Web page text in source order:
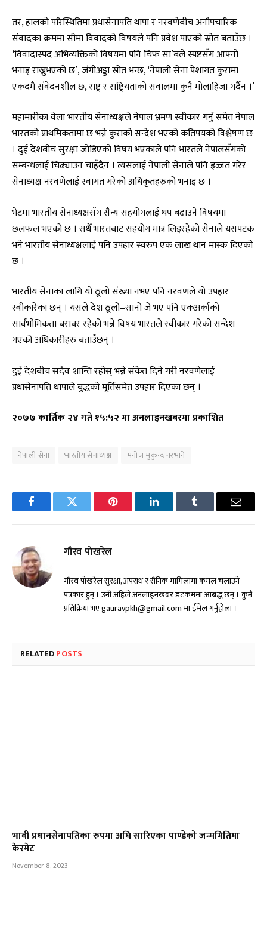
तर, हालको परिस्थितिमा प्रधासेनापति थापा र नरवणेबीच अनौपचारिक
संवादका क्रममा सीमा विवादको विषयले पनि प्रवेश पाएको स्रोत बताउँछ ।
‘विवादास्पद अभिव्यक्तिको विषयमा पनि चिफ सा’बले स्पष्टसँग आफ्नो
भनाइ राख्नुभएको छ’, जंगीअड्डा स्रोत भन्छ, ‘नेपाली सेना पेशागत कुरामा
एकदमै संवेदनशील छ, राष्ट्र र राष्ट्रियताको सवालमा कुनै मोलाहिजा गर्दैन ।’
महामारीका वेला भारतीय सेनाध्यक्षले नेपाल भ्रमण स्वीकार गर्नु समेत नेपाल
भारतको प्राथमिकतामा छ भन्ने कुराको सन्देश भएको कतिपयको विश्लेषण छ
। दुई देशबीच सुरक्षा जोडिएको विषय भएकाले पनि भारतले नेपालसँगको
सम्बन्धलाई चिढ्याउन चाहँदैन । त्यसलाई नेपाली सेनाले पनि इज्जत गरेर
सेनाध्यक्ष नरवणेलाई स्वागत गरेको अधिकृतहरुको भनाइ छ ।
भेटमा भारतीय सेनाध्यक्षसँग सैन्य सहयोगलाई थप बढाउने विषयमा
छलफल भएको छ । सधैँ भारतबाट सहयोग मात्र लिइरहेको सेनाले यसपटक
भने भारतीय सेनाध्यक्षलाई पनि उपहार स्वरुप एक लाख थान मास्क दिएको
छ ।
भारतीय सेनाका लागि यो ठूलो संख्या नभए पनि नरवणले यो उपहार
स्वीकारेका छन् । यसले देश ठूलो–सानो जे भए पनि एकअर्काको
सार्वभौमिकता बराबर रहेको भन्ने विषय भारतले स्वीकार गरेको सन्देश
गएको अधिकारीहरु बताउँछन् ।
दुई देशबीच सदैव शान्ति रहोस् भन्ने संकेत दिने गरी नरवणेलाई
प्रधासेनापति थापाले बुद्धको मूर्तिसमेत उपहार दिएका छन् ।
२०७७ कार्तिक २४ गते १५:५२ मा अनलाइनखबरमा प्रकाशित
नेपाली सेना भारतीय सेनाध्यक्ष मनोज मुकुन्द नरभाने
FacebookTwitter Pinterest LinkedInTumblr Email
गौरव पोखरेल
गौरव पोखरेल सुरक्षा, अपराध र सैनिक मामिलामा कमल चलाउने
पत्रकार हुन् । उनी अहिले अनलाइनखबर डटकममा आबद्ध छन् । कुनै
प्रतिक्रिया भए gauravpkh@gmail.com मा ईमेल गर्नुहोला ।
RELATEDPOSTS
भावी प्रधानसेनापतिका रुपमा अघि सारिएका पाण्डेको जन्ममितिमा
केरमेट
November 8, 2023